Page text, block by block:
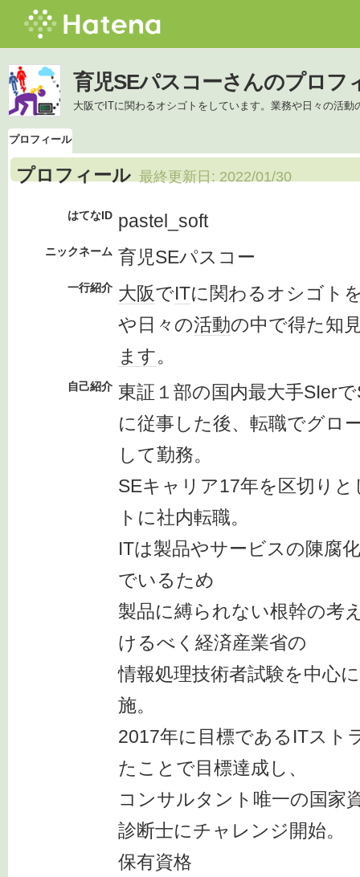
育児SEパスコーさんのプロフ
大阪でITに関わるオシゴトをしています。業務や日々の活
プロフィール
プロフィール 最終更新日: 2022/01/30
はてなID pastel_soft
ニックネーム 育児SEパスコー
一行紹介 大阪でITに関わるオシゴト
や日々の活動の中で得た知
ます。
自己紹介 東証１部の国内最大手SIer
に従事した後、転職でグロ
して勤務。
SEキャリア17年を区切り
トに社内転職。
ITは製品やサービスの陳腐
でいるため
製品に縛られない根幹の考
けるべく経済産業省の
情報処理技術者試験を中心
施。
2017年に目標であるITスト
たことで目標達成し、
コンサルタント唯一の国家
診断士にチャレンジ開始。
保有資格